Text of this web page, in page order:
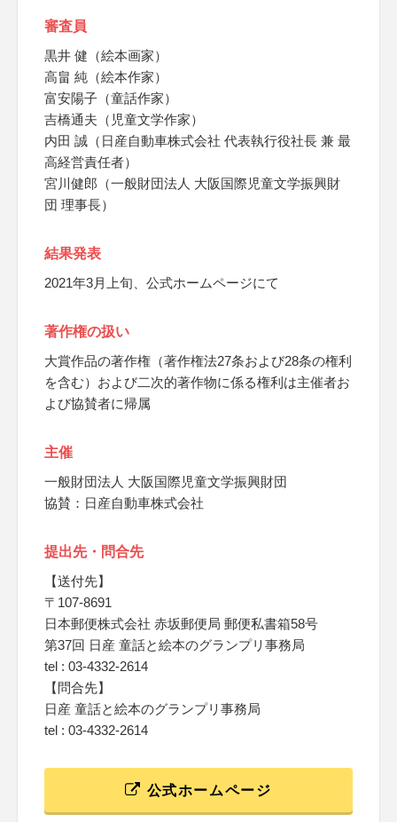
審査員
黒井 健（絵本画家）
高畠 純（絵本作家）
富安陽子（童話作家）
吉橋通夫（児童文学作家）
内田 誠（日産自動車株式会社 代表執行役社長 兼 最
高経営責任者）
宮川健郎（一般財団法人 大阪国際児童文学振興財
団 理事長）
結果発表
2021年3月上旬、公式ホームページにて
著作権の扱い
大賞作品の著作権（著作権法27条および28条の権利
を含む）および二次的著作物に係る権利は主催者お
よび協賛者に帰属
主催
一般財団法人 大阪国際児童文学振興財団
協賛：日産自動車株式会社
提出先・問合先
【送付先】
〒107-8691
日本郵便株式会社 赤坂郵便局 郵便私書箱58号
第37回 日産 童話と絵本のグランプリ事務局
tel : 03-4332-2614
【問合先】
日産 童話と絵本のグランプリ事務局
tel : 03-4332-2614
公式ホームページ